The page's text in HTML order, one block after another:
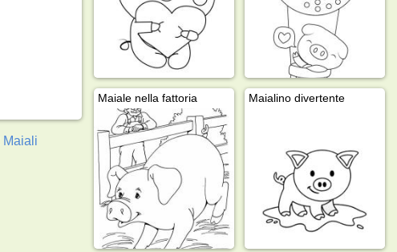
Maiali
Maiale nella fattoria Maialino divertente